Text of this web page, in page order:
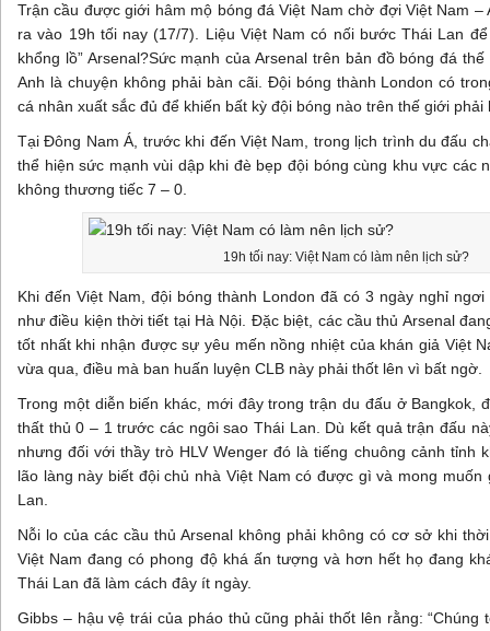
Trận cầu được giới hâm mộ bóng đá Việt Nam chờ đợi Việt Nam –
ra vào 19h tối nay (17/7). Liệu Việt Nam có nối bước Thái Lan
khổng lồ” Arsenal?Sức mạnh của Arsenal trên bản đồ bóng đá
Anh là chuyện không phải bàn cãi. Đội bóng thành London có
cá nhân xuất sắc đủ để khiến bất kỳ đội bóng nào trên thế giới phải
Tại Đông Nam Á, trước khi đến Việt Nam, trong lịch trình du đấu
thể hiện sức mạnh vùi dập khi đè bẹp đội bóng cùng khu vực các
không thương tiếc 7 – 0.
19h tối nay: Việt Nam có làm nên lịch sử?
Khi đến Việt Nam, đội bóng thành London đã có 3 ngày nghỉ
như điều kiện thời tiết tại Hà Nội. Đặc biệt, các cầu thủ Arsenal
tốt nhất khi nhận được sự yêu mến nồng nhiệt của khán giả Việt
vừa qua, điều mà ban huấn luyện CLB này phải thốt lên vì bất ngờ.
Trong một diễn biến khác, mới đây trong trận du đấu ở Bangkok,
thất thủ 0 – 1 trước các ngôi sao Thái Lan. Dù kết quả trận đấu
nhưng đối với thầy trò HLV Wenger đó là tiếng chuông cảnh tỉnh
lão làng này biết đội chủ nhà Việt Nam có được gì và mong
Lan.
Nỗi lo của các cầu thủ Arsenal không phải không có cơ sở khi
Việt Nam đang có phong độ khá ấn tượng và hơn hết họ đang
Thái Lan đã làm cách đây ít ngày.
Gibbs – hậu vệ trái của pháo thủ cũng phải thốt lên rằng: “Chúng